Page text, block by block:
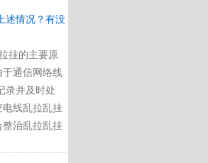
述情况？有没
挂的主要原
于通信网络线
录并及时处
线乱拉乱挂
治乱拉乱挂